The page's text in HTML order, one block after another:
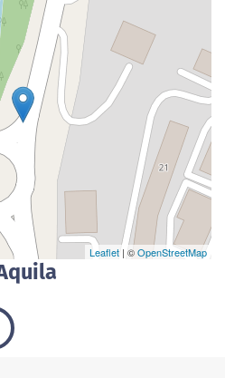
Leaflet | ©OpenStreetMap